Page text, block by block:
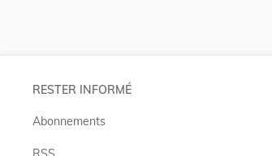
RESTER INFORMÉ
Abonnements